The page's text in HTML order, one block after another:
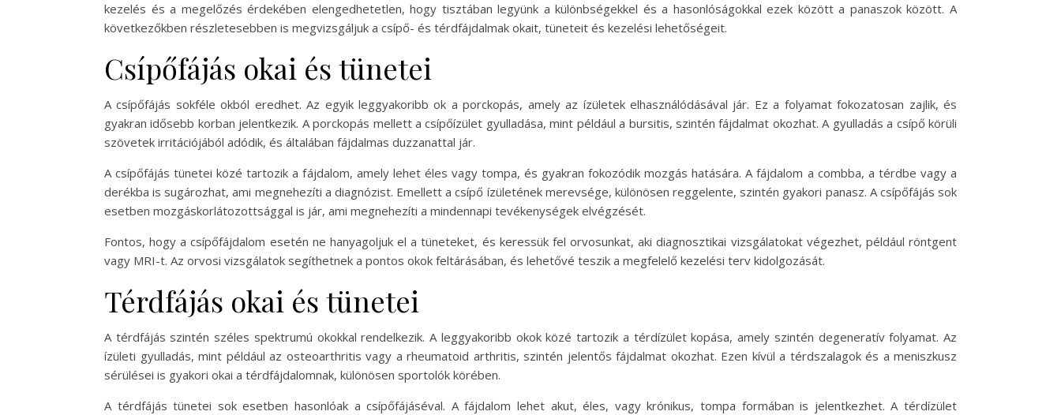
kezelés és a megelőzés érdekében elengedhetetlen, hogy tisztában legyünk a különbségekkel és a hasonlóságokkal ezek között a panaszok között. A
következőkben részletesebben is megvizsgáljuk a csípő- és térdfájdalmak okait, tüneteit és kezelési lehetőségeit.
Csípőfájás okai és tünetei
A csípőfájás sokféle okból eredhet. Az egyik leggyakoribb ok a porckopás, amely az ízületek elhasználódásával jár. Ez a folyamat fokozatosan zajlik, és
gyakran idősebb korban jelentkezik. A porckopás mellett a csípőízület gyulladása, mint például a bursitis, szintén fájdalmat okozhat. A gyulladás a csípő körüli
szövetek irritációjából adódik, és általában fájdalmas duzzanattal jár.
A csípőfájás tünetei közé tartozik a fájdalom, amely lehet éles vagy tompa, és gyakran fokozódik mozgás hatására. A fájdalom a combba, a térdbe vagy a
derékba is sugározhat, ami megnehezíti a diagnózist. Emellett a csípő ízületének merevsége, különösen reggelente, szintén gyakori panasz. A csípőfájás sok
esetben mozgáskorlátozottsággal is jár, ami megnehezíti a mindennapi tevékenységek elvégzését.
Fontos, hogy a csípőfájdalom esetén ne hanyagoljuk el a tüneteket, és keressük fel orvosunkat, aki diagnosztikai vizsgálatokat végezhet, például röntgent
vagy MRI-t. Az orvosi vizsgálatok segíthetnek a pontos okok feltárásában, és lehetővé teszik a megfelelő kezelési terv kidolgozását.
Térdfájás okai és tünetei
A térdfájás szintén széles spektrumú okokkal rendelkezik. A leggyakoribb okok közé tartozik a térdízület kopása, amely szintén degeneratív folyamat. Az
ízületi gyulladás, mint például az osteoarthritis vagy a rheumatoid arthritis, szintén jelentős fájdalmat okozhat. Ezen kívül a térdszalagok és a meniszkusz
sérülései is gyakori okai a térdfájdalomnak, különösen sportolók körében.
A térdfájás tünetei sok esetben hasonlóak a csípőfájáséval. A fájdalom lehet akut, éles, vagy krónikus, tompa formában is jelentkezhet. A térdízület